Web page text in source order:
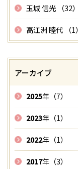
玉城 信光 （32）
高江洲 睦代 （1）
アーカイブ
2025年（7）
2023年（1）
2022年（1）
2017年（3）